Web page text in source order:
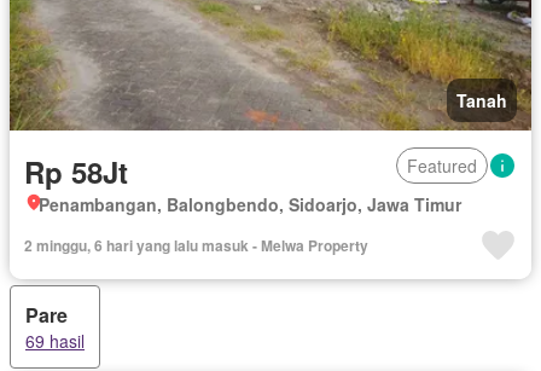
Tanah
Rp 58Jt
Featured
Penambangan, Balongbendo, Sidoarjo, Jawa Timur
2 minggu, 6 hari yang lalu masuk - Melwa Property
Pare
69 hasil